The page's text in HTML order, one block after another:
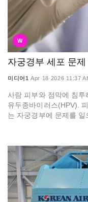
W
자궁경부 세포 문
미디어1 Apr 18 2026 11:37
사람 피부와 점막에 침
유두종바이러스(HPV).
는 자궁경부에 문제를